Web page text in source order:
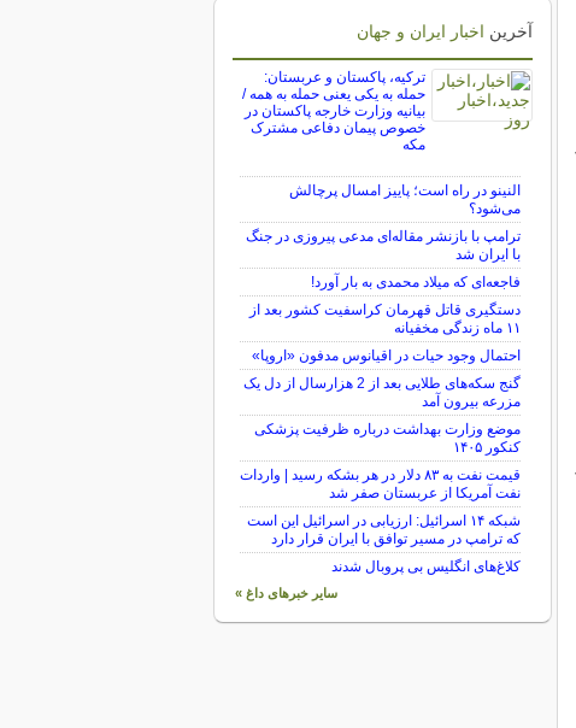
آخرین اخبار ایران و جهان
ترکیه، پاکستان و عربستان:
حمله به یکی یعنی حمله به همه /
بیانیه وزارت خارجه پاکستان در
خصوص پیمان دفاعی مشترک
مکه
النینو در راه است؛ پاییز امسال پرچالش
می‌شود؟
ترامپ با بازنشر مقاله‌ای مدعی پیروزی در جنگ
با ایران شد
فاجعه‌ای که میلاد محمدی به بار آورد!
دستگیری قاتل قهرمان کراسفیت کشور بعد از
۱۱ ماه زندگی مخفیانه
احتمال وجود حیات در اقیانوس مدفون «اروپا»
گنج سکه‌های طلایی بعد از 2 هزارسال از دل یک
مزرعه بیرون آمد
موضع وزارت بهداشت درباره ظرفیت پزشکی
کنکور ۱۴۰۵
قیمت نفت به ۸۳ دلار در هر بشکه رسید | واردات
نفت آمریکا از عربستان صفر شد
شبکه ۱۴ اسرائیل: ارزیابی در اسرائیل این است
که ترامپ در مسیر توافق با ایران قرار دارد
کلاغ‌های انگلیس بی پروبال شدند
سایر خبرهای داغ »